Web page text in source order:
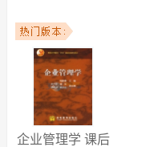
理、电子信息科学与技术、
易、工业工程、应用物理学、
化、特种能源工程与烟火技术
以下学校的同学下载过
学、广州大学、山东工商学
院、中国科技研修学院、安徽
企业管理学 课后